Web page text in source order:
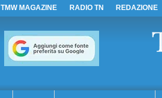
TMW MAGAZINE RADIO TN REDAZIONE